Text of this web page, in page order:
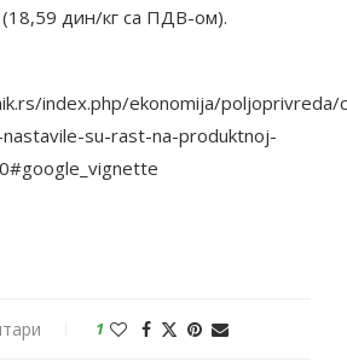
дин/кг са ПДВ-ом).
index.php/ekonomija/poljoprivreda/
su-rast-na-produktnoj-
1